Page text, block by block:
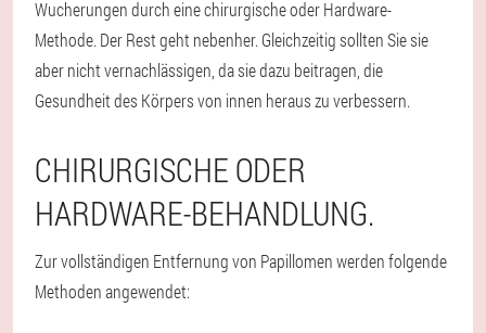
Wucherungen durch eine chirurgische oder Hardware-
Methode. Der Rest geht nebenher. Gleichzeitig sollten Sie sie
aber nicht vernachlässigen, da sie dazu beitragen, die
Gesundheit des Körpers von innen heraus zu verbessern.
CHIRURGISCHE ODER
HARDWARE-BEHANDLUNG.
Zur vollständigen Entfernung von Papillomen werden folgende
Methoden angewendet: